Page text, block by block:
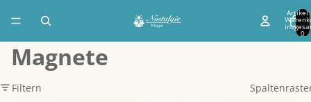
Artikel
0
Magnete
Filtern